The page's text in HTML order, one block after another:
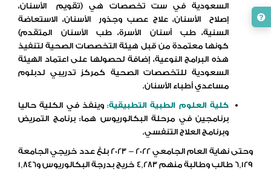
السعودية في ست تخصصات هي (تقويم الأسنان،
إصلاح الأسنان، علاج عصب وجذور الأسنان، الاستعاضة
السنية، طب أسنان الأسرة، طب الأسنان المتقدم)
كونها معتمدة من قبل هيئة التخصصات الصحية لتنفيذ
هذه البرامج النوعية، إضافة لحصولها على اعتماد الهيئة
السعودية للتخصصات الصحية كمركز تدريبي لدبلوم
مساعدي أطباء الأسنان.
كلية العلوم الطبية التطبيقية:وينفذ في الكلية حاليا
برنامجين في مرحلة البكالوريوس هما: برنامج التمريض
وبرنامج العلاج التنفسي.
وحتى نهاية العام الجامعي 2022 – 2023 بلغ عدد خريجي الجامعة
6,129 طالب وطالبة منهم 4,283 خريج بدرجة البكالوريوس و1,846